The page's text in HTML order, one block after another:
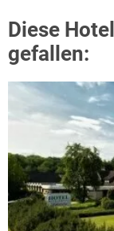
Diese
gefallen: